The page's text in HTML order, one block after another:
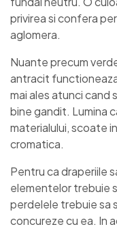
privirea si confera
aglomera.
Nuante precum
antracit
mai ales atunci cand
bine gandit. Lumina
materialului, scoate
cromatica.
Pentru ca draperiile
elementelor trebuie
perdelele trebuie sa
concureze cu ea. In